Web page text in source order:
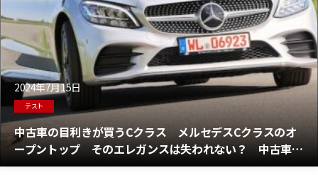
2024年7月15日
テスト
中古車の目利きが買うCクラス メルセデスCクラスのオ
ープントップ そのエレガンスは失われない？ 中古車を
徹底テスト！